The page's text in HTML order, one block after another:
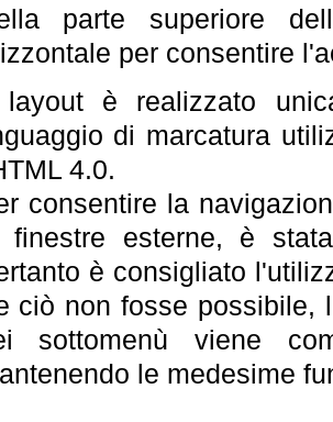
parte superiore
per consentire
è realizzato
di marcatura
4.0.
consentire la
finestre esterne, è
è consigliato
ciò non fosse possibile,
sottomenù viene
le medesime